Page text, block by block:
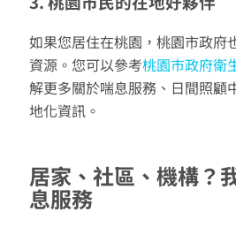
如果您居住在桃園，桃園市政府
資源。您可以參考桃園市政府衛
解更多關於喘息服務、日間照顧
地化資訊。
居家、社區、機構？
息服務